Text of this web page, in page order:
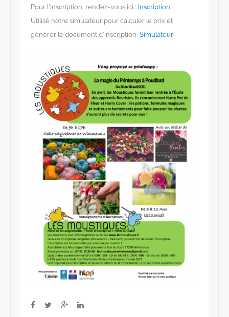
Pour l’inscription, rendez-vous ici : Inscription
Utilisé notre simulateur pour calculer le prix et
générer le document d’inscription:Simulateur